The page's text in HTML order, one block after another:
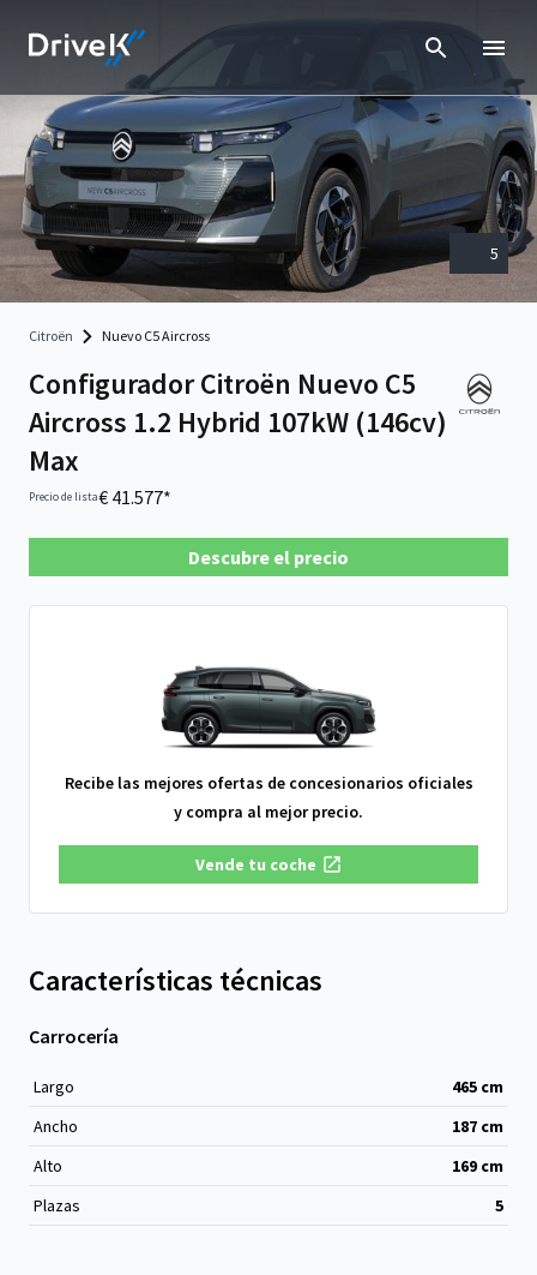
5
Citroën Nuevo C5 Aircross
Configurador Citroën Nuevo C5
Aircross 1.2 Hybrid 107kW (146cv)
Max
Precio de lista€ 41.577*
Descubre el precio
Recibe las mejores ofertas de concesionarios oficiales
y compra al mejor precio.
Vende tu coche
Características técnicas
Carrocería
Largo 465 cm
Ancho
187 cm
Alto
169 cm
Plazas
5